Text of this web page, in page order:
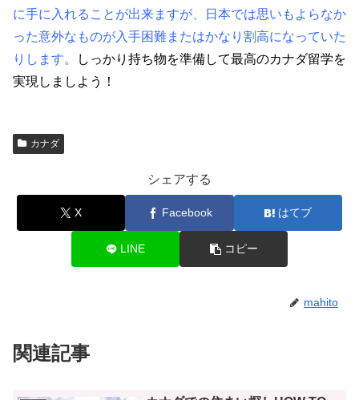
に手に入れることが出来ますが、日本では思いもよらなか
った意外なものが入手困難またはかなり割高になっていた
りします。
しっかり持ち物を準備して最高のカナダ留学を
実現しましよう！
カナダ
シェアする
X Facebook はてブ
LINE コピー
mahito
関連記事